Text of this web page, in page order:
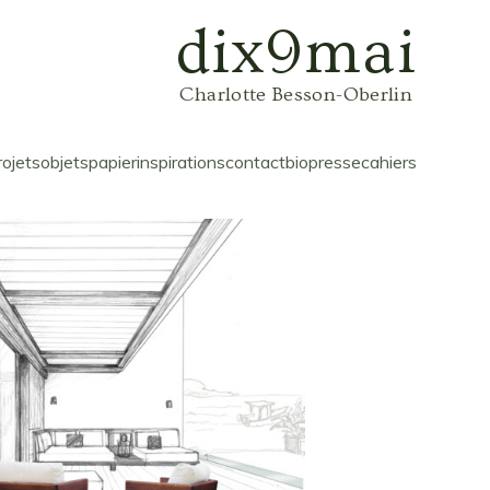
dix9mai
Charlotte Besson-Oberlin
objetspapierinspirationscontactbiopressecahiers